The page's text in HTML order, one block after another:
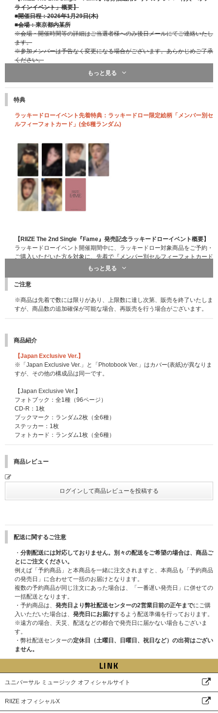
ラインイベント」概要】
■開催日程：2026年1月29日(木)
■会場：東京都内某所
※会場・開催時間等の詳細はご当選者様へのみ後日メールにてご連絡いたし
ます。
※参加メンバーは予告なく変更になる場合がございます。あらかじめご了承
ください。
■A賞【ミニトークショー＋グループサイン会】 合計100名様 (2部制)
※サインとともにご当選者様のお名前をお入れします。詳細はご当選者様へ
のみご案内いたします。
※サイン会中に運営側で定めた時間内でメンバーとのトークもお楽しみいた
だけます。
はできませんので､あらかじめご了承ください。
■B賞【ミニトークショー＋グループ握手会】 合計600名様 (2部制)
※メンバー全員による握手会にご参加いただけます。
※既定の時間が過ぎましたらスタッフからお声がけさせていただきます。
※グループ握手会はお時間を分けて各「部」ごとの開催となります。「部」
は当選の際にランダムで振り分けられます｡ご当選後の「部」の変更はでき
ませんので､あらかじめご了承ください。
※ご応募時にご希望いただいたメンバーによる握手会にご参加いただけま
す。
※ご希望の「メンバー」をご応募時にお選びいただけます。
※個別握手会はお時間を分けて各「部」ごとの開催となります。「部」は当
選の際にランダムで振り分けられます｡ご当選後の「部」および「メンバ
ー」の変更はできませんので､あらかじめご了承ください。
■応募期間
★当落発表 : 2026年1月9日(金) 20:00頃
※各回の締切間近などの時間帯によっては、繋がりにくい場合がございま
す。余裕を持ってご応募ください。
※上記応募期間以外はご応募いただけません。あらかじめご了承ください。
期間以外はご応募いただけません。あらかじめご了承ください。
※商品受取日と上記スケジュールを必ずご自身でご確認の上、ご購入・ご応
募ください｡
※イベントの詳細・応募期間はHPよりご確認ください。
https://riizeofficial.jp/news/2025112102/
もっと見る
特典
ラッキードローイベント先着特典：ラッキードロー限定絵柄「メンバー別セ
ルフィーフォトカード」(全6種ランダム)
【RIIZE The 2nd Single『Fame』発売記念ラッキードローイベント概要】
ラッキードローイベント開催期間中に、ラッキードロー対象商品をご予約・
ご購入いただいた方を対象に、先着で『メンバー別セルフィーフォトカード
(各ストア別メンバー各1種類、合計12種類)』をランダムで1枚プレゼントい
【1回目】2025年11月14日(金)19:00～11月19日(水)23:59
【2回目】2025年11月20日(木)0:00～11月24日(月・祝)23:59
次第、予告なくラッキードローイベント対象商品の販売が終了する場合がご
ざいますので、あらかじめご了承ください。
※商品形態に関わらず特典の絵柄は共通となります。また、各ストアごとの
1～2回目の特典の絵柄は共通になります。
※ラッキードロー対象商品ページでご予約・ご購入された場合、各ストアC
■ラッキードローイベント対象商品
RIIZE The 2nd Single『Fame』
RIIZE / Fame【ラッキードロー対象商品】
※ご購入時に「ラッキードロー対象商品」と記載のある商品を選んでご購入
ください。ラッキードローイベント対象商品販売ページ以外からご購入いた
※おひとり様何度でもご購入いただけます。
※対象商品1点ご予約・ご購入につき、ラッキードロー先着特典『メンバー
※『メンバー別セルフィーフォトカード』はランダムで発送いたします。メ
ンバーを指定することはできません。
※『メンバー別セルフィーフォトカード』は商品と同梱での発送を予定して
おります。発送の日程は変更になる場合がございます。あらかじめご了承く
ださい。
※商品および特典の発送は日本国内のみ対応可能です。
※お客様のご都合による長期不在・住所不明の返送品については保管義務を
負いかねます。再発送の対応はできません。また特典の権利は無効となりま
す。あらかじめご了承ください。発送完了後3か月を過ぎた場合は、お問い
合わせにも対応できかねますので、ご了承ください。
※対象商品ご購入後の返品・返金はできません。
※ご注文は、施策のご購入をご希望のお客様自身で行う様お願いいたしま
す。代理購入等で生じたトラブルに関して、当社は一切の責任を負いかねま
すのであらかじめご了承ください。
もっと見る
ご注意
※商品は先着で数には限りがあり、上限数に達し次第、販売を終了いたしま
すが、商品数の追加確保が可能な場合、再販売を行う場合がございます。
商品紹介
【Japan Exclusive Ver.】
※「Japan Exclusive Ver.」と「Photobook Ver.」はカバー(表紙)が異なりま
すが、その他の構成品は同一です。
【Japan Exclusive Ver.】
フォトブック：全1種（96ページ）
CD-R：1枚
ブックマーク：ランダム2枚（全6種）
ステッカー：1枚
フォトカード：ランダム1枚（全6種）
商品レビュー
配送に関するご注意
・ 分割配送には対応しておりません。別々の配送をご希望の場合は、商品ご
とにご注文ください。
例えば「予約商品」と本商品を一緒に注文されますと、本商品も「予約商品
の発売日」に合わせて一括のお届けとなります。
複数の予約商品が同じ注文にあった場合は、「一番遅い発売日」に併せての
一括配送となります。
・予約商品は、 発売日より弊社配送センターの2営業日前の正午までにご購
入いただいた場合は、 発売日にお届けするよう配送準備を行っております。
※遠方の場合、天災、配送などの都合で発売日に届かない場合もございま
す。
・弊社配送センターの定休日（土曜日、日曜日、祝日など）の出荷はござい
ません。
LINK
ユニバーサル ミュージック オフィシャルサイト
RIIZE オフィシャルX